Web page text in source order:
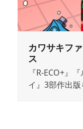
カワサキフ
ス
『R-ECO+』
イ』3部作出